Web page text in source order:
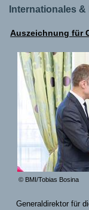
Internationales &
Auszeichnung für
© BMI/Tobias Bosina
Generaldirektor für